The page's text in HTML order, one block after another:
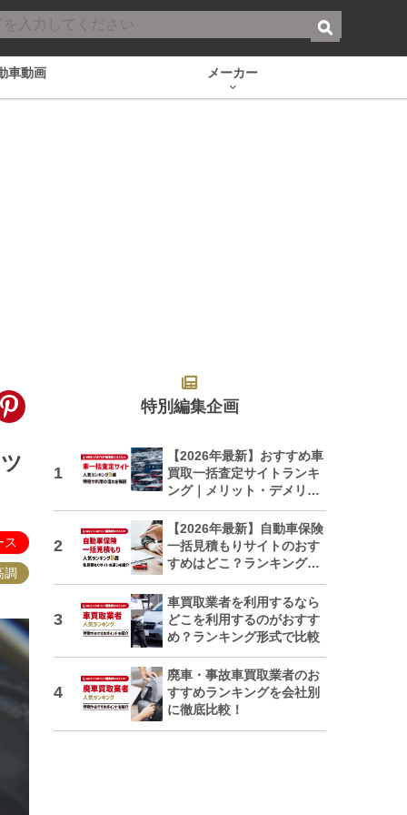
車動画 メーカー
ス
調
特別編集企画
【2026年最新】おすすめ車
買取一括査定サイトランキ
ング｜メリット・デメリッ
トも解説
【2026年最新】自動車保険
一括見積もりサイトのおす
すめはどこ？ランキングで
車買取業者を利用するなら
どこを利用するのがおすす
め？ランキング形式で比較
廃車・事故車買取業者のお
すすめランキングを会社別
に徹底比較！